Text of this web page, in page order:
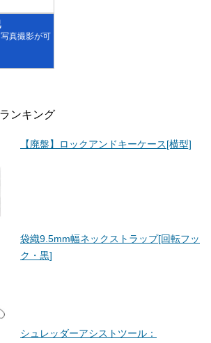
真撮影が可
ンキング
【廃盤】ロックアンドキーケース[横型]
袋織9.5mm幅ネックストラップ[回転フッ
ク・黒]
シュレッダーアシストツール：